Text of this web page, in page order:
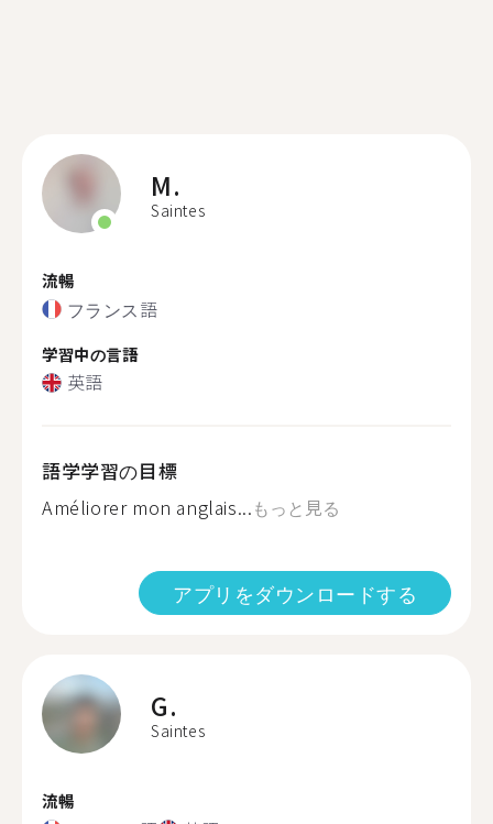
M.
Saintes
流暢
フランス語
学習中の言語
英語
語学学習の目標
Améliorer mon anglais...もっと見る
アプリをダウンロードする
G.
Saintes
流暢